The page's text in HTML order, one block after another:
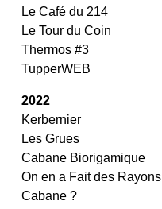
Le Café du 214
Le Tour du Coin
Thermos #3
TupperWEB
2022
Kerbernier
Les Grues
Cabane Biorigamique
On en a Fait des Rayons
Cabane ?